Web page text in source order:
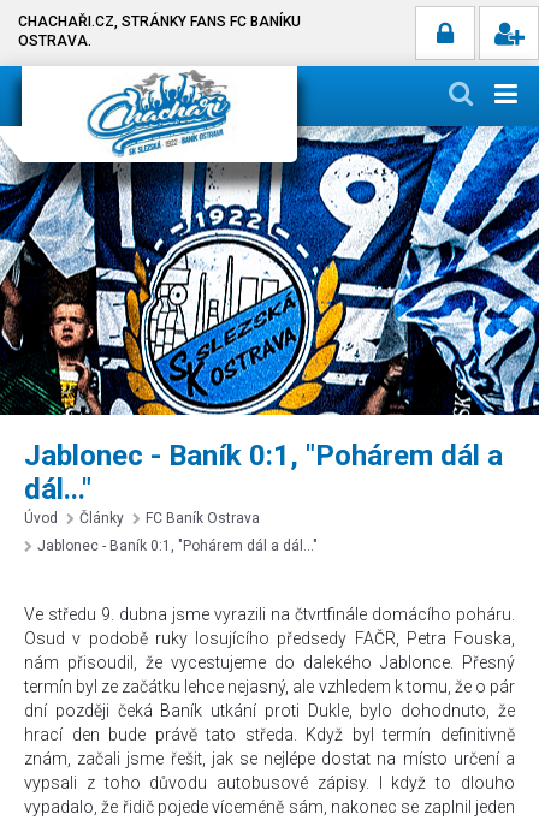
CHACHAŘI.CZ, STRÁNKY FANS FC BANÍKU
OSTRAVA.
Jablonec - Baník 0:1, "Pohárem dál a
dál..."
Úvod Články
FC Baník Ostrava
Jablonec - Baník 0:1, "Pohárem dál a dál..."
Ve středu 9. dubna jsme vyrazili na čtvrtfinále domácího poháru.
Osud v podobě ruky losujícího předsedy FAČR, Petra Fouska,
nám přisoudil, že vycestujeme do dalekého Jablonce. Přesný
termín byl ze začátku lehce nejasný, ale vzhledem k tomu, že o pár
dní později čeká Baník utkání proti Dukle, bylo dohodnuto, že
hrací den bude právě tato středa. Když byl termín definitivně
znám, začali jsme řešit, jak se nejlépe dostat na místo určení a
vypsali z toho důvodu autobusové zápisy. I když to dlouho
vypadalo, že řidič pojede víceméně sám, nakonec se zaplnil jeden